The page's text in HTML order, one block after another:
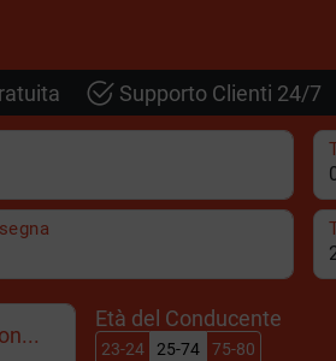
Supporto Clienti 24/7
Età del Conducente
23-24 25-74 75-80